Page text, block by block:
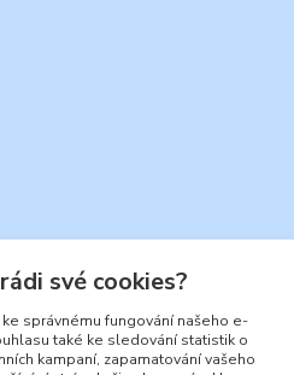
své cookies?
správnému fungování našeho e-
také ke sledování statistik o
kampaní, zapamatování vašeho